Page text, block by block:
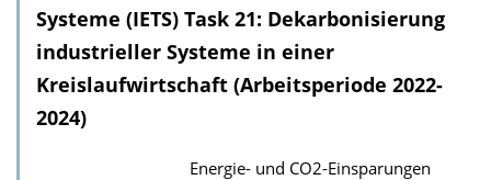
Systeme (IETS) Task 21: Dekarbonisierung
industrieller Systeme in einer
Kreislaufwirtschaft (Arbeitsperiode 2022-
2024)
Energie- und CO2-Einsparungen